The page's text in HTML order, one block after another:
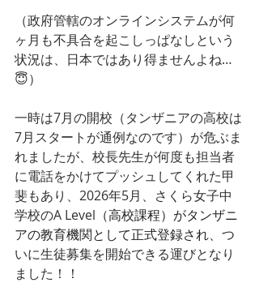
（政府管轄のオンラインシステムが何
ヶ月も不具合を起こしっぱなしという
状況は、日本ではあり得ませんよね…
😇）
一時は7月の開校（タンザニアの高校は
7月スタートが通例なのです）が危ぶま
れましたが、校長先生が何度も担当者
に電話をかけてプッシュしてくれた甲
斐もあり、2026年5月、さくら女子中
学校のA Level （高校課程）がタンザニ
アの教育機関として正式登録され、 つ
いに生徒募集を開始できる運びとなり
ました！！